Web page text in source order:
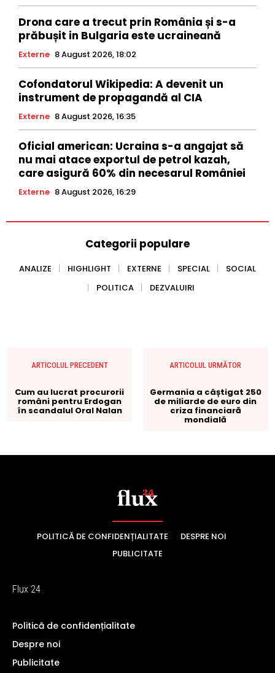
POLITICĂ DE CONFIDENȚIALITATE
DESPRE NOI
PUBLICITATE
Flux 24
Politică de confidențialitate
Despre noi
Publicitate